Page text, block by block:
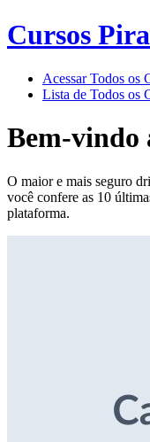
Cursos
Acessar Todos os
Lista de Todos os
Bem-vindo
O maior e mais seguro
você confere as 10
plataforma.